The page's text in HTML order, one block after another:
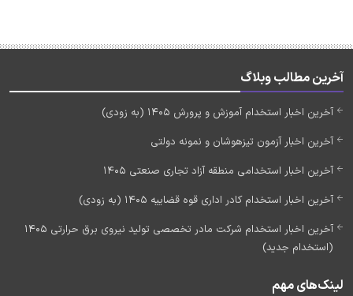
آخرین مطالب وبلاگ
آخرین اخبار استخدام آموزش و پرورش 1405 (به زودی)
آخرین اخبار آزمون تیزهوشان و نمونه دولتی
آخرین اخبار استخدامی منطقه آزاد تجاری صنعتی 1405
آخرین اخبار استخدام کادر اداری قوه قضاییه 1405 (به زودی)
آخرین اخبار استخدام شرکت مادر تخصصی تولید نیروی برق حرارتی 1405
(استخدام جدید)
لینک‌های مهم